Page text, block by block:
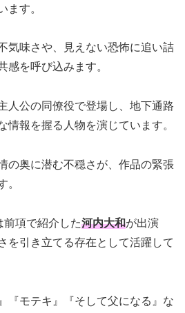
ます。
気味さや、見えない恐怖に追い詰
感を呼び込みます。
人公の同僚役で登場し、地下通路
情報を握る人物を演じています。
の奥に潜む不穏さが、作品の緊張
。
前項で紹介した河内大和が出演
を引き立てる存在として活躍して
『モテキ』『そして父になる』な